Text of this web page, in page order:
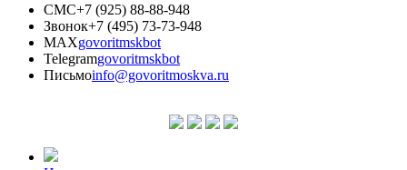
СМС+7 (925) 88-88-948
Звонок+7 (495) 73-73-948
MAXgovoritmskbot
Telegramgovoritmskbot
Письмоinfo@govoritmoskva.ru